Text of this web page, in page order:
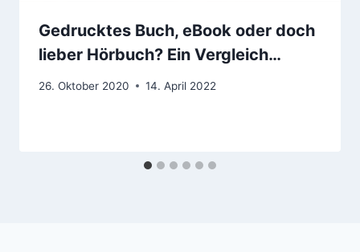
Gedrucktes Buch, eBook oder doch
lieber Hörbuch? Ein Vergleich…
26. Oktober 2020 14. April 2022